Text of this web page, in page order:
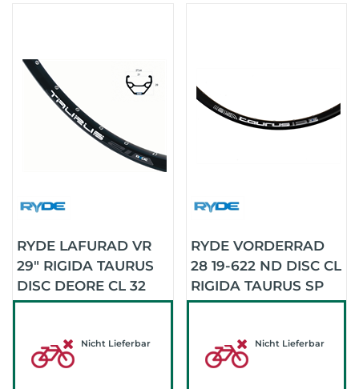
RYDE LAFURAD VR
29" RIGIDA TAURUS
DISC DEORE CL 32
(SCHWARZ/SCHWARZ/SCHWARZ)
Nicht Lieferbar
RYDE VORDERRAD
28 19-622 ND DISC CL
RIGIDA TAURUS SP
(SCHWARZ/SCHWARZ/
Nicht Lieferbar